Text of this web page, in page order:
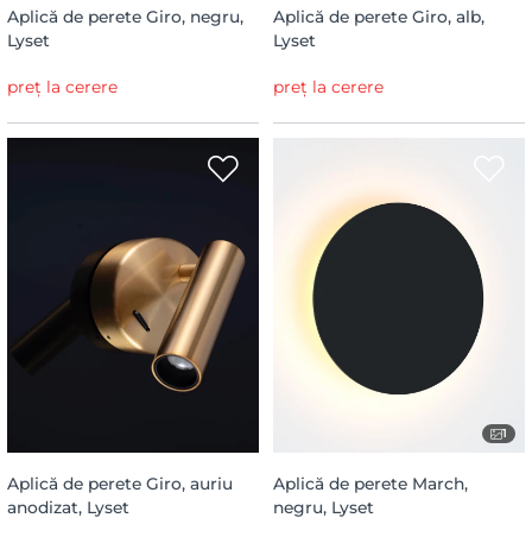
Aplică de perete Giro, negru,
Lyset
preț la cerere
Aplică de perete Giro, alb,
Lyset
preț la cerere
Aplică de perete Giro, auriu
anodizat, Lyset
1
Aplică de perete March,
negru, Lyset